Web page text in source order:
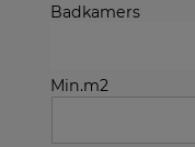
Badkamers
Min.m2